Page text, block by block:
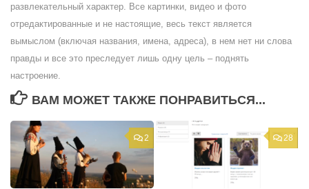
развлекательный характер. Все картинки, видео и фото
отредактированные и не настоящие, весь текст является
вымыслом (включая названия, имена, адреса), в нем нет ни слова
правды и все это преследует лишь одну цель – поднять
настроение.
ВАМ МОЖЕТ ТАКЖЕ ПОНРАВИТЬСЯ...
2 28